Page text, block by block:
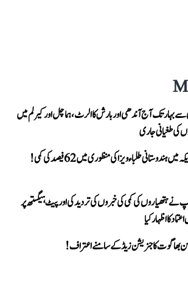
سے بہار تک آج آندھی اور بارش کا الرٹ، ہماچل اور کیرلم میں
کی طغیانی جاری
میں ہندوستانی طلباء ویزا کی منظوری میں 62 فیصد کی کمی!
نے ہتھیاروں کی کمی کی خبروں کی تردید کی اور پیٹ ہیگستھ پر
کا اظہار کیا
بھاگوت کا جنریشن زیڈ کے سامنے اعتراف!